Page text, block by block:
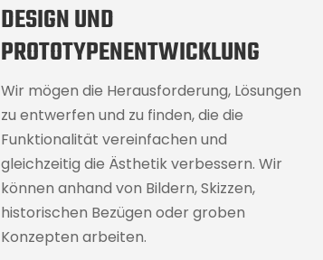
DESIGN UND
PROTOTYPENENTWICKLUNG
Wir mögen die Herausforderung, Lösungen
zu entwerfen und zu finden, die die
Funktionalität vereinfachen und
gleichzeitig die Ästhetik verbessern. Wir
können anhand von Bildern, Skizzen,
historischen Bezügen oder groben
Konzepten arbeiten.